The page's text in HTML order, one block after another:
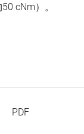
cNm）。
PDF